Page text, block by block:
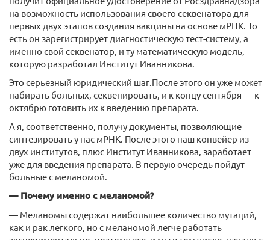
на возможность использования своего секвенатора для
первых двух этапов создания вакцины на основе мРНК. То
есть он зарегистрирует диагностическую тест-систему, а
именно свой секвенатор, и ту математическую модель,
которую разработал Институт Иванникова.
Это серьезный юридический шаг.После этого он уже может
набирать больных, секвенировать, и к концу сентября — к
октябрю готовить их к введению препарата.
А я, соответственно, получу документы, позволяющие
синтезировать у нас мРНК. После этого наш конвейер из
двух институтов, плюс Институт Иванникова, заработает
уже для введения препарата. В первую очередь пойдут
больные с меланомой.
— Почему именно с меланомой?
— Меланомы содержат наибольшее количество мутаций,
как и рак легкого, но с меланомой легче работать